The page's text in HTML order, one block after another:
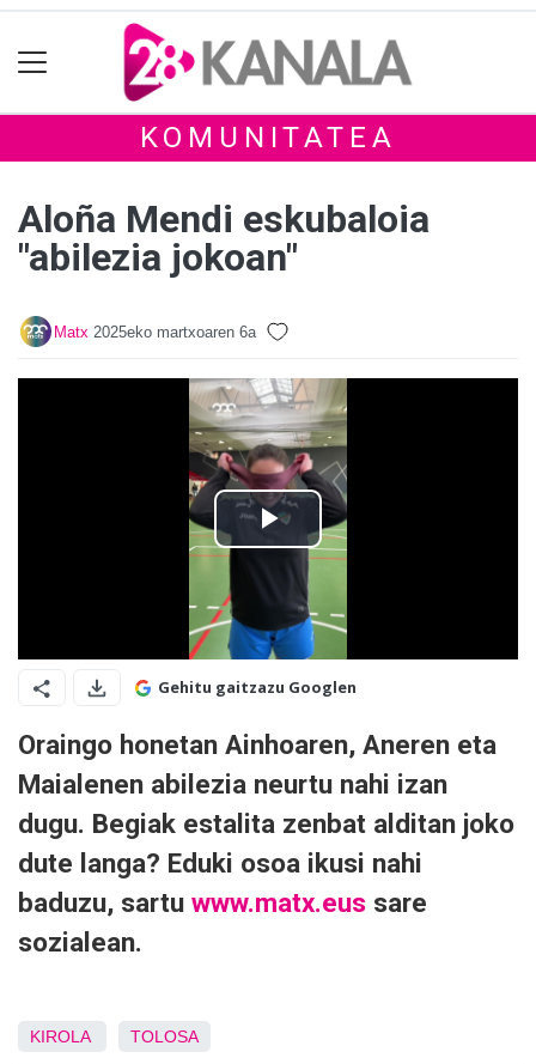
KOMUNITATEA
Aloña Mendi eskubaloia
"abilezia jokoan"
Matx 2025eko martxoaren 6a
Gehitu gaitzazu Googlen
Oraingo honetan Ainhoaren, Aneren eta
Maialenen abilezia neurtu nahi izan
dugu. Begiak estalita zenbat alditan joko
dute langa? Eduki osoa ikusi nahi
baduzu, sartu www.matx.eus sare
sozialean.
KIROLA TOLOSA